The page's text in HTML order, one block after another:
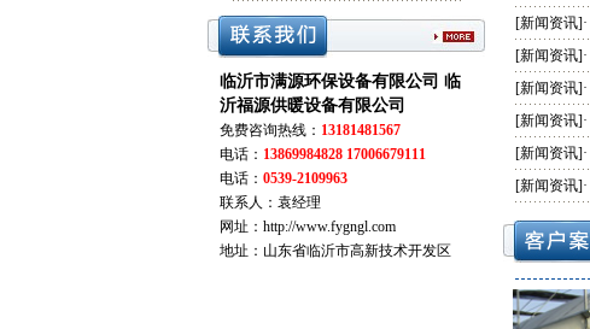
临沂市满源环保设备有限公司 临
沂福源供暖设备有限公司
免费咨询热线： 13181481567
电话： 13869984828 17006679111
电话： 0539-2109963
联系人：袁经理
网址：http://www.fygngl.com
地址：山东省临沂市高新技术开发区
[新闻资讯]·
[新闻资讯]·
[新闻资讯]·
[新闻资讯]·
[新闻资讯]·
[新闻资讯]·